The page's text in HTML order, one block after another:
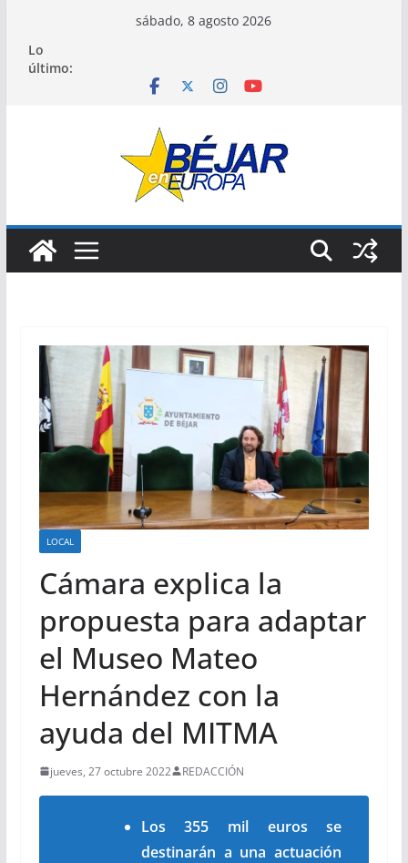
contenido
sábado, 8 agosto 2026
Lo
último:
LOCAL
Cámara explica la
propuesta para adaptar
el Museo Mateo
Hernández con la
ayuda del MITMA
jueves, 27 octubre 2022 REDACCIÓN
Los 355 mil euros se
destinarán a una actuación